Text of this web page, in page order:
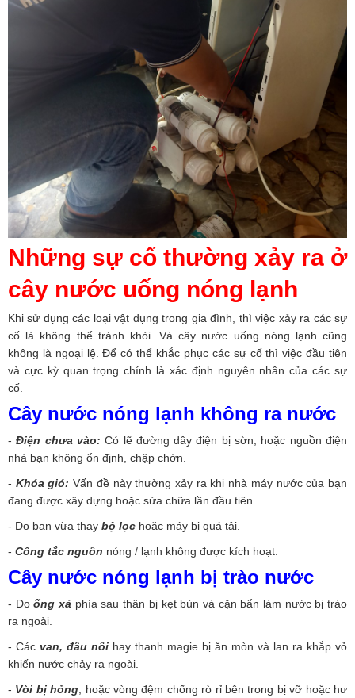
Những sự cố thường xảy ra ở
cây nước uống nóng lạnh
Khi sử dụng các loại vật dụng trong gia đình, thì việc xảy ra các sự
cố là không thể tránh khỏi. Và cây nước uống nóng lạnh cũng
không là ngoại lệ. Để có thể khắc phục các sự cố thì việc đầu tiên
và cực kỳ quan trọng chính là xác định nguyên nhân của các sự
cố.
Cây nước nóng lạnh không ra nước
-Điện chưa vào: Có lẽ đường dây điện bị sờn, hoặc nguồn điện
nhà bạn không ổn định, chập chờn.
- Khóa gió: Vấn đề này thường xảy ra khi nhà máy nước của bạn
đang được xây dựng hoặc sửa chữa lần đầu tiên.
- Do bạn vừa thay bộ lọc hoặc máy bị quá tải.
- Công tắc nguồn nóng / lạnh không được kích hoạt.
Cây nước nóng lạnh bị trào nước
- Doống xả phía sau thân bị kẹt bùn và cặn bẩn làm nước bị trào
ra ngoài.
- Các van, đầu nối hay thanh magie bị ăn mòn và lan ra khắp vỏ
khiến nước chảy ra ngoài.
- Vòi bị hỏng, hoặc vòng đệm chống rò rỉ bên trong bị vỡ hoặc hư